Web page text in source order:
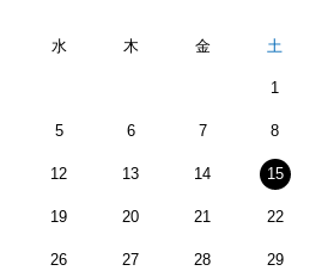
水 木 金 土
1
5 6 7 8
12 13 14 15
19 20 21 22
26 27 28 29